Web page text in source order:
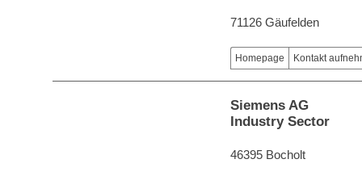
71126 Gäufelden
Homepage Kontakt
Siemens AG
Industry Sector
46395 Bocholt